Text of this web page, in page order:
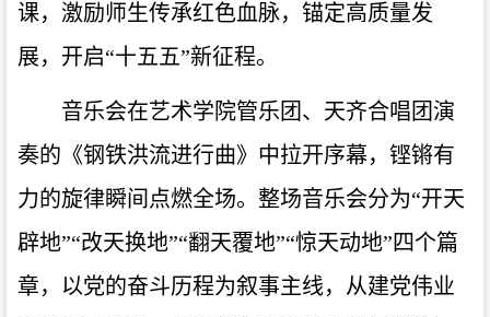
课，激励师生传承红色血脉，锚定高质量发
展，开启“十五五”新征程。
音乐会在艺术学院管乐团、天齐合唱团演
奏的《钢铁洪流进行曲》中拉开序幕，铿锵有
力的旋律瞬间点燃全场。整场音乐会分为“开天
辟地”“改天换地”“翻天覆地”“惊天动地”四个篇
章，以党的奋斗历程为叙事主线，从建党伟业